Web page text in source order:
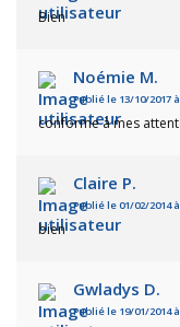
Bien
Noémie M.
Publié le 13/10/2017 à
conforme à mes
Claire P.
Publié le 01/02/2014
bien
Gwladys D.
Publié le 19/01/2014